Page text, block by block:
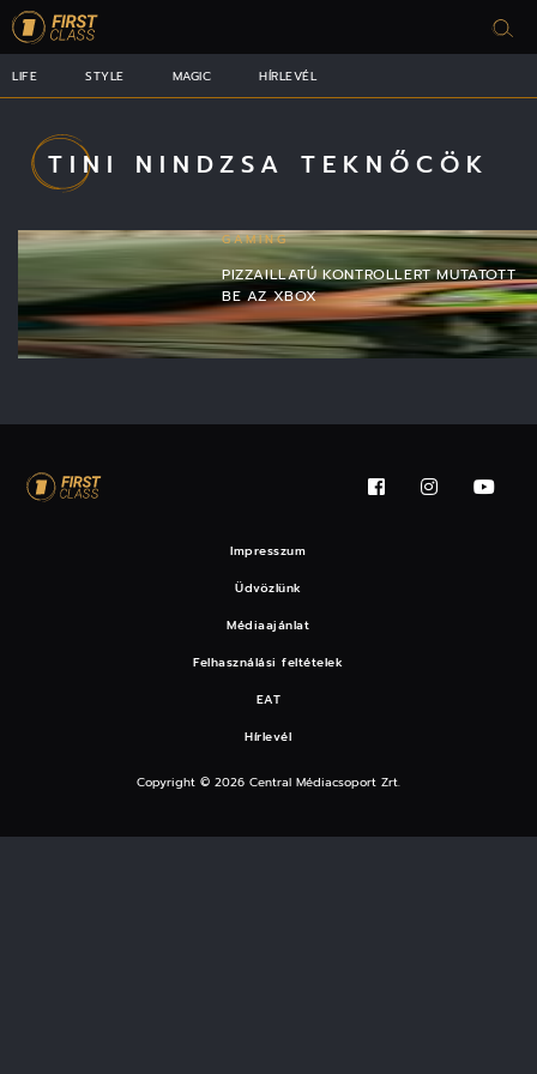
LIFE STYLE MAGIC HÍRLEVÉL
TINI NINDZSA TEKNŐCÖK
GAMING
PIZZAILLATÚ KONTROLLERT MUTATOTT
BE AZ XBOX
Impresszum
Üdvözlünk
Médiaajánlat
Felhasználási feltételek
EAT
Hírlevél
Copyright © 2026 Central Médiacsoport Zrt.